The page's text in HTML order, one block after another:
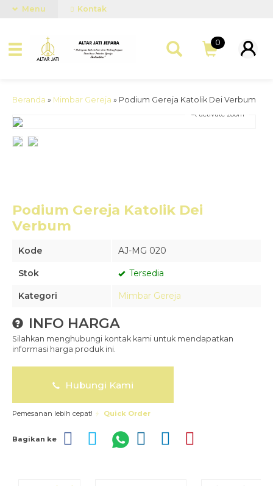
Menu Kontak
0
Beranda » Mimbar Gereja » Podium Gereja Katolik Dei Verbum
activate zoom
Podium Gereja Katolik Dei
Verbum
Kode AJ-MG 020
Stok Tersedia
Kategori Mimbar Gereja
INFO HARGA
Silahkan menghubungi kontak kami untuk mendapatkan
informasi harga produk ini.
Hubungi Kami
Pemesanan lebih cepat! Quick Order
Bagikan ke